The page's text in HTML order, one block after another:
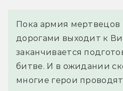
Пока армия
дорогами выходит к
заканчивается
битве. И в ожидании
многие герои